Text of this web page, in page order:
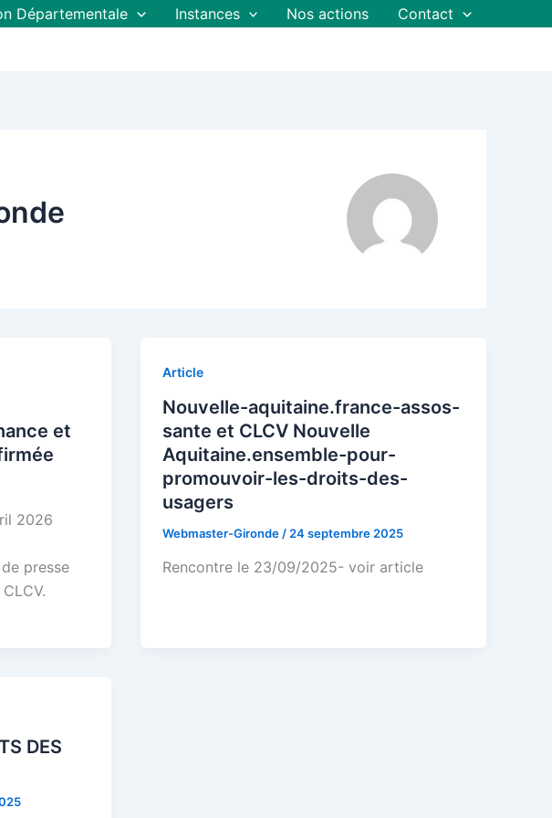
Départementale Instances Nos actions Contact
et
2026
presse
Article
Nouvelle-aquitaine.france-assos-
sante et CLCV Nouvelle
Aquitaine.ensemble-pour-
promouvoir-les-droits-des-
usagers
Webmaster-Gironde / 24 septembre 2025
Rencontre le 23/09/2025- voir article
DES